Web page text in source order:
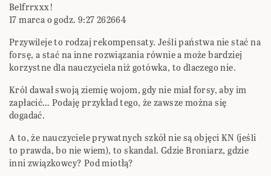
Belfrrxxx!
17 marca o godz. 9:27 262664
Przywileje to rodzaj rekompensaty. Jeśli państwa nie stać na
forsę, a stać na inne rozwiązania równie a może bardziej
korzystne dla nauczyciela niż gotówka, to dlaczego nie.
Król dawał swoją ziemię wojom, gdy nie miał forsy, aby im
zapłacić… Podaję przykład tego, że zawsze można się
dogadać.
A to, że nauczyciele prywatnych szkół nie są objęci KN (jeśli
to prawda, bo nie wiem), to skandal. Gdzie Broniarz, gdzie
inni związkowcy? Pod miotłą?